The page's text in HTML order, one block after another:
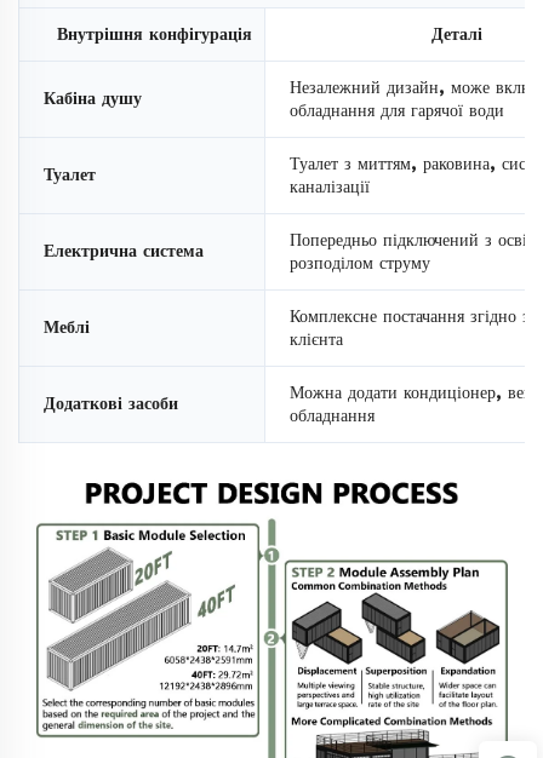
Внутрішня конфігурація Деталі
Кабіна душу
Незалежний дизайн, може
обладнання для гарячої води
Туалет
Туалет з миттям, раковина,
каналізації
Електрична система
Попередньо підключений з
розподілом струму
Меблі
Комплексне постачання згідно з
клієнта
Додаткові засоби
Можна додати кондиціонер,
обладнання